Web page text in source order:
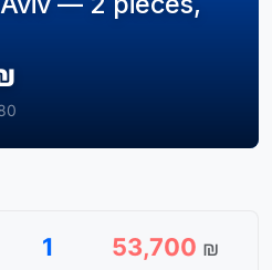
1 53,700 ₪